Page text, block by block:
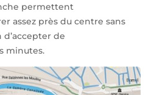
permettent
assez près du centre sans
de
minutes.